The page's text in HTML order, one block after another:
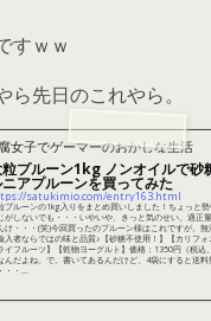
すｗｗ
ら先日のこれやら。
女子でゲーマーのおかしな生活
プルーン1kg ノンオイルで砂
アプルーンを買ってみた
satukimio.com/entry163.html
プルーンの1kg入りをまとめ買いしました！ちょっと
がしないでも・・・いやいや、きっと気のせい。適正
け・・・(笑)今回買ったのプルーン様はこれですが。
者ならではの味と品質♪【砂糖不使用！】【カリフ
イフルーツ】【乾物ヨーグルト】価格：1350円（税
んだよね。で。書いてあるんだけど、4袋にすると送
・・...